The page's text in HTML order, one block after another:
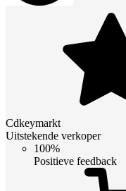
Cdkeymarkt
Uitstekende verkoper
100%
Positieve feedback